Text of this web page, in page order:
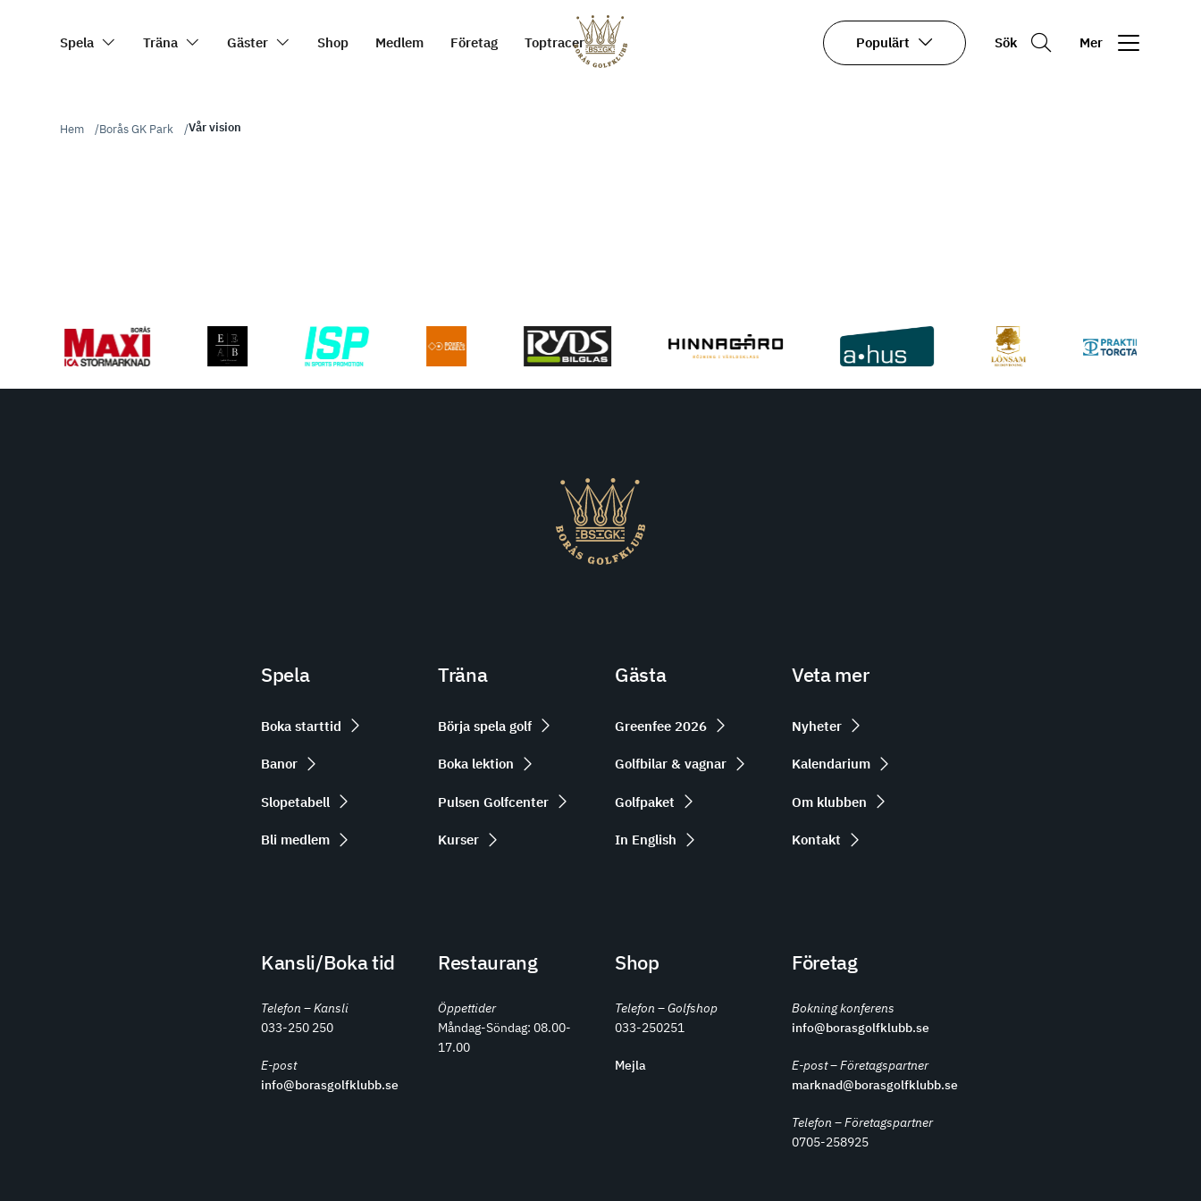
Spela Träna Gäster Shop Medlem Företag Toptracer Populärt Sök Mer
Hem Borås GK Park Vår vision
Spela
Boka starttid
Banor
Slopetabell
Bli medlem
Träna
Börja spela golf
Boka lektion
Pulsen Golfcenter
Kurser
Gästa
Greenfee 2026
Golfbilar & vagnar
Golfpaket
In English
Veta mer
Nyheter
Kalendarium
Om klubben
Kontakt
Kansli/Boka tid
Telefon – Kansli
033-250 250
E-post
info@borasgolfklubb.se
Restaurang
Öppettider
Måndag-Söndag: 08.00-
17.00
Shop
Telefon – Golfshop
033-250251
Mejla
Företag
Bokning konferens
info@borasgolfklubb.se
E-post – Företagspartner
marknad@borasgolfklubb.se
Telefon – Företagspartner
0705-258925